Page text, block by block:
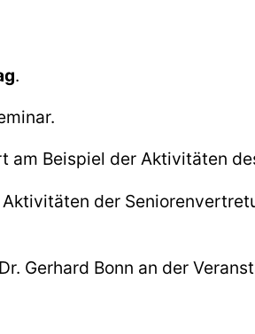
.
am Beispiel der Aktivitäten
der
Gerhard Bonn an der